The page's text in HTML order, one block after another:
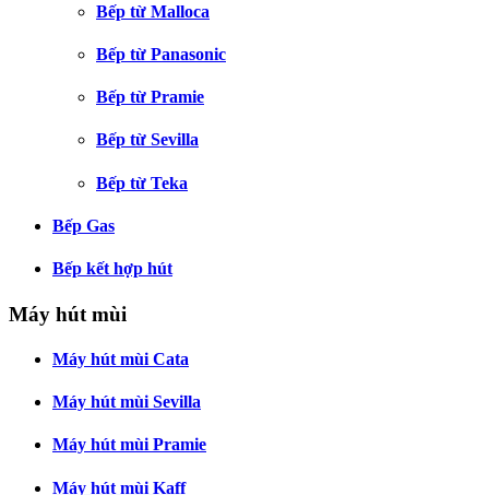
Bếp từ Malloca
Bếp từ Panasonic
Bếp từ Pramie
Bếp từ Sevilla
Bếp từ Teka
Bếp Gas
Bếp kết hợp hút
Máy hút mùi
Máy hút mùi Cata
Máy hút mùi Sevilla
Máy hút mùi Pramie
Máy hút mùi Kaff